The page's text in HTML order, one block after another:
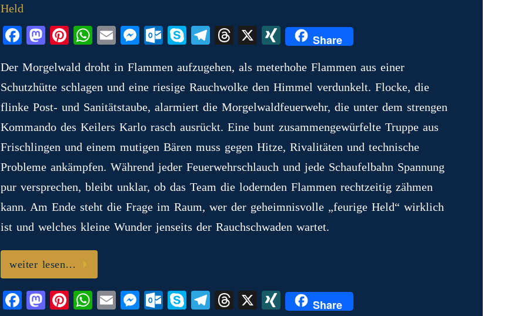
Fa
bo
ok
M
to
do
n
Pi
er
es
t
W
ts
A
pp
E
ail
M
se
ng
er
O
lo
ok
.c
o
m
S
pe
Te
gr
a
m
T
ea
ds
X
X
N
G
Share
Der Morgelwald droht in Flammen aufzugehen, als meterhohe Flammen aus einer
Schutzhütte schlagen und eine riesige Rauchwolke den Himmel verdunkelt. Flocke, die
flinke Post- und Sanitätstaube, alarmiert die Morgelwaldfeuerwehr, die unter dem strengen
Kommando des Keilers Karlo rasch ausrückt. Eine bunt zusammengewürfelte Truppe aus
Frischlingen und einem mutigen Bären muss gegen Hitze, Rivalitäten und technische
Probleme ankämpfen. Während jeder Feuerwehrschlauch und jede Schaufelbahn Spannung
pur versprechen, bleibt unklar, ob das Team die lodernden Flammen rechtzeitig zähmen
kann. Am Ende steht die Frage im Raum, wer der geheimnisvolle „feurige Held“ wirklich
ist und welches kleine Wunder jenseits der Rauchschwaden wartet.
weiter lesen…
Fa M
Pi
W
E
M
O
S
Te
T
X
X
Share